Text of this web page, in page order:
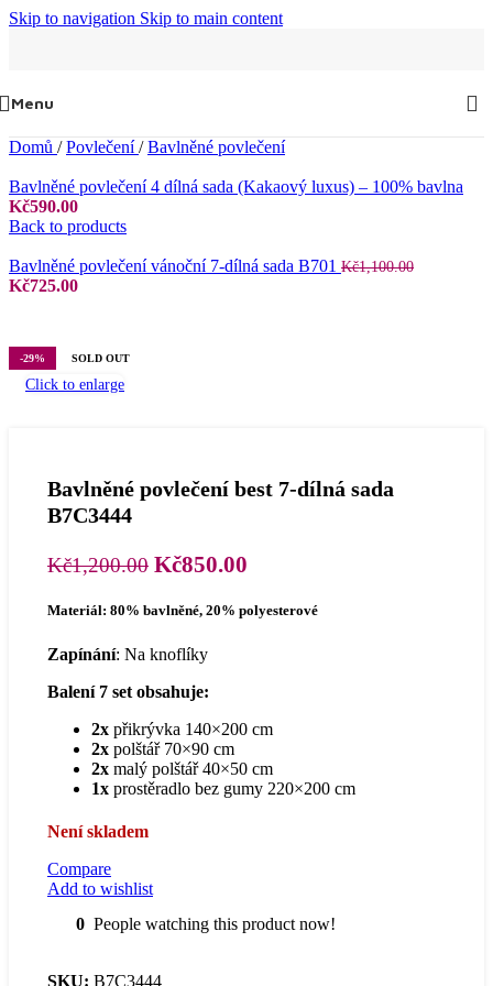
Skip to navigation Skip to main content
Menu
Domů / Povlečení/ Bavlněné povlečení
Bavlněné povlečení 4 dílná sada (Kakaový luxus) – 100% bavlna
Kč590.00
Back to products
Bavlněné povlečení vánoční 7-dílná sada B701 Kč1,100.00
Původní
Kč1,100.00.
Kč725.00Aktuální
-29% SOLD OUT
Click to enlarge
Bavlněné povlečení best 7-dílná sada
B7C3444
Kč1,200.00 Původní
byla:
Kč1,200.00.
Kč850.00
je:
Materiál: 80% bavlněné, 20% polyesterové
Zapínání: Na knoflíky
Balení 7 set obsahuje:
2x přikrývka 140×200 cm
2x polštář 70×90 cm
2x malý polštář 40×50 cm
1x prostěradlo bez gumy 220×200 cm
Není skladem
Compare
Add to wishlist
0 People watching this product now!
SKU: B7C3444